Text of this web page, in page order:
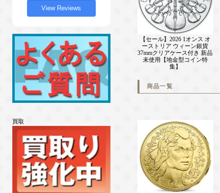
View Reviews
買取
【セール】2026 1オンス オ
ーストリア ウィーン銀貨
37mmクリアケース付き 新品
未使用【地金型コイン特
集】
商品一覧